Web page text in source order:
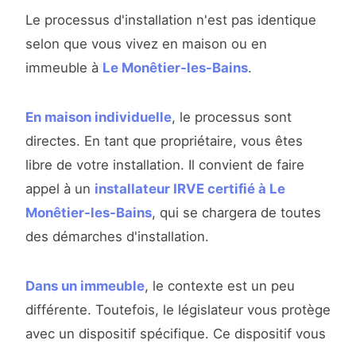
Le processus d'installation n'est pas identique
selon que vous vivez en maison ou en
immeuble à Le Monêtier-les-Bains.
En maison individuelle, le processus sont
directes. En tant que propriétaire, vous êtes
libre de votre installation. Il convient de faire
appel à un installateur IRVE certifié à Le
Monêtier-les-Bains, qui se chargera de toutes
des démarches d'installation.
Dans un immeuble, le contexte est un peu
différente. Toutefois, le législateur vous protège
avec un dispositif spécifique. Ce dispositif vous